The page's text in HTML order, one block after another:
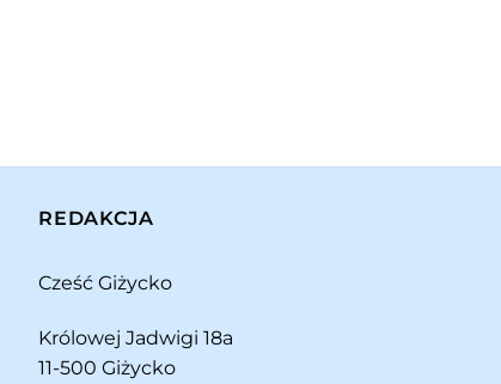
REDAKCJA
Cześć Giżycko
Królowej Jadwigi 18a
11-500 Giżycko